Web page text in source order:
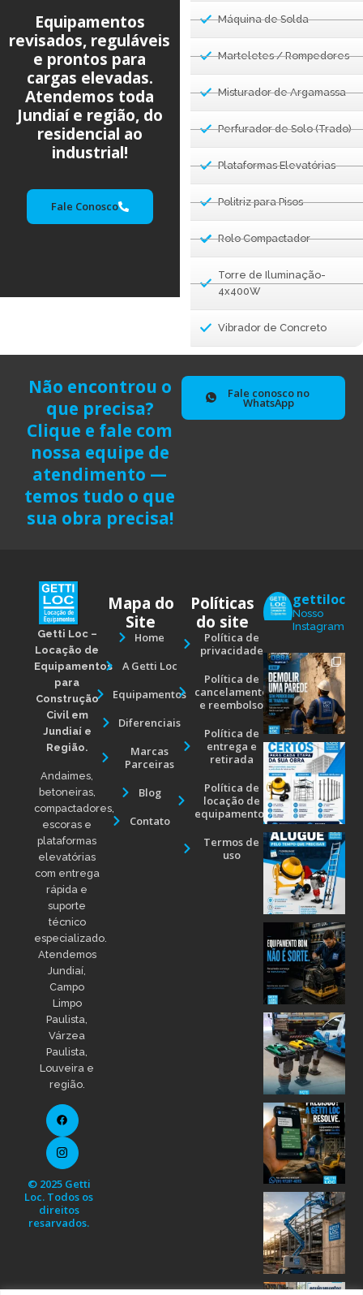
Máquina de Solda
Marteletes / Rompedores
Misturador de Argamassa
Perfurador de Solo (Trado)
Plataformas Elevatórias
Politriz para Pisos
Rolo Compactador
Torre de Iluminação-
4x400W
Vibrador de Concreto
Equipamentos
revisados, reguláveis
e prontos para
cargas elevadas.
Atendemos toda
Jundiaí e região, do
residencial ao
industrial!
Fale Conosco
Não encontrou o
que precisa?
Clique e fale com
nossa equipe de
atendimento —
temos tudo o que
sua obra precisa!
Fale conosco no
WhatsApp
Getti Loc –
Locação de
Equipamentos
para
Construção
Civil em
Jundiaí e
Região.
Andaimes,
betoneiras,
compactadores,
escoras e
plataformas
elevatórias
com entrega
rápida e
suporte
técnico
especializado.
Atendemos
Jundiaí,
Campo
Limpo
Paulista,
Várzea
Paulista,
Louveira e
região.
© 2025 Getti
Loc. Todos os
direitos
resarvados.
Mapa do
Site
Home
A Getti Loc
Equipamentos
Diferenciais
Marcas
Parceiras
Blog
Contato
Políticas
do site
Política de
privacidade
Política de
cancelamento
e reembolso
Política de
entrega e
retirada
Política de
locação de
equipamentos
Termos de
uso
gettiloc
Nosso
Instagram